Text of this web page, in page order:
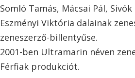
Somló Tamás, Mácsai Pál,
Eszményi Viktória dalainak
zeneszerző-billentyűse.
2001-ben Ultramarin néven
Férfiak produkciót.